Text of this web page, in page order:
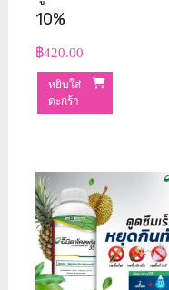
10%
฿420.00
หยิบใส่
ตะกร้า